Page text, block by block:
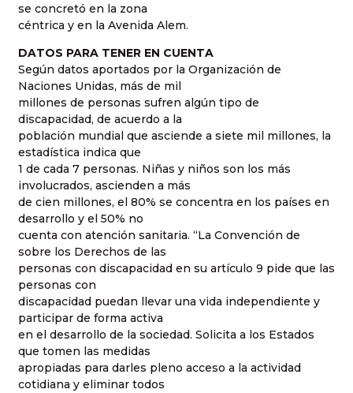
se concretó en la zona
céntrica y en la Avenida Alem.
DATOS PARA TENER EN CUENTA
Según datos aportados por la Organización de
Naciones Unidas, más de mil
millones de personas sufren algún tipo de
discapacidad, de acuerdo a la
población mundial que asciende a siete mil millones, la
estadística indica que
1 de cada 7 personas. Niñas y niños son los más
involucrados, ascienden a más
de cien millones, el 80% se concentra en los países en
desarrollo y el 50% no
cuenta con atención sanitaria. “La Convención de
sobre los Derechos de las
personas con discapacidad en su artículo 9 pide que las
personas con
discapacidad puedan llevar una vida independiente y
participar de forma activa
en el desarrollo de la sociedad. Solicita a los Estados
que tomen las medidas
apropiadas para darles pleno acceso a la actividad
cotidiana y eliminar todos